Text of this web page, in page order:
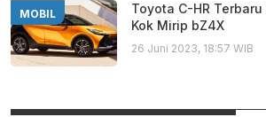
MOBIL
Toyota C-HR
Kok Mirip bZ4X
26 Juni 2023, 18:57 WIB